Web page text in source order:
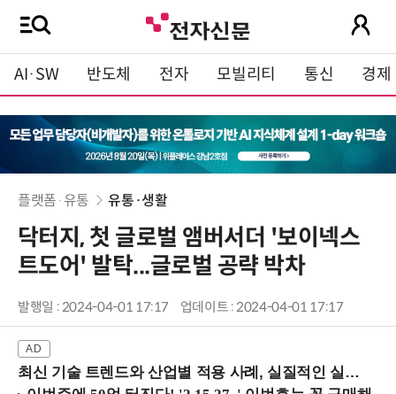
AI·SW 반도체 전자 모빌리티 통신 경제
플랫폼·유통 유통·생활
닥터지, 첫 글로벌 앰버서더 '보이넥스
트도어' 발탁...글로벌 공략 박차
발행일 : 2024-04-01 17:17 업데이트 : 2024-04-01 17:17
최신 기술 트렌드와 산업별 적용 사례, 실질적인 실행 전략을 공유 (9/18 양재역)